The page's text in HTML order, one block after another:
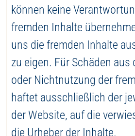
können keine
fremden Inhalte
uns die fremden Inhalte
zu eigen. Für Schäden aus
oder Nichtnutzung der
haftet ausschließlich der
der Website, auf die
die Urheber der Inhalte.